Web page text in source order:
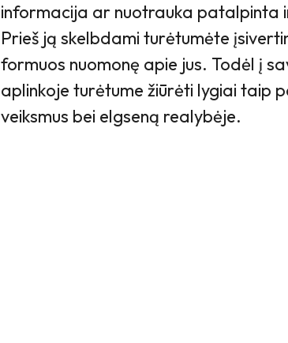
informacija ar nuotrauka patalpinta
Prieš ją skelbdami turėtumėte
formuos nuomonę apie jus. Todėl į
aplinkoje turėtume žiūrėti lygiai taip
veiksmus bei elgseną realybėje.